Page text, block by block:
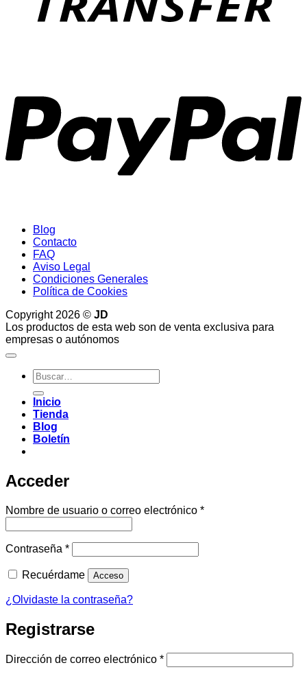
Blog
Contacto
FAQ
Aviso Legal
Condiciones Generales
Política de Cookies
Copyright 2026 © JD
Los productos de esta web son de venta exclusiva para
empresas o autónomos
Buscar
por:
Inicio
Tienda
Blog
Boletín
Acceder
Nombre de usuario o correo electrónico *Obligatorio
Contraseña *Obligatorio
Recuérdame Acceso
¿Olvidaste la contraseña?
Registrarse
Dirección de correo electrónico *Obligatorio